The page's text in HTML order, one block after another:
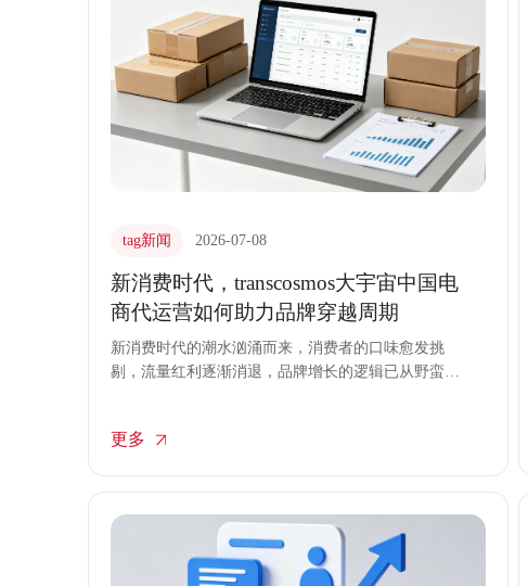
tag新闻 2026-07-08
新消费时代，transcosmos大宇宙中国电
商代运营如何助力品牌穿越周期
新消费时代的潮水汹涌而来，消费者的口味愈发挑
剔，流量红利逐渐消退，品牌增长的逻辑已从野蛮扩
牌必须面对的严峻课题。transcosmos大宇宙中国凭借
健且富有弹性的电商代运营服务，为品牌筑起了坚固
的防御工事与进攻阵地。
更多